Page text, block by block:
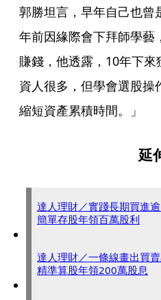
郭勝坦言，早年自己也曾
年前因緣際會下拜師學藝
賺錢，他透露，10年下
資人很多，但學會選股
縮短資產累積時間。」
延
達人理財／實踐長期買進
簡單存股年領百萬股利
達人理財／一條線畫出買
精準算股年領200萬股息